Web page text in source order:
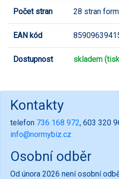
Počet stran 28 stran
EAN kód
Dostupnost skladem
Kontakty
telefon 736 168 972, 603 320
info@normybiz.cz
Osobní odběr
Od února 2026 není osobní